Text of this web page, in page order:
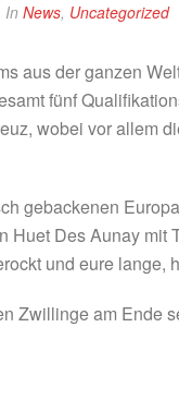
In News, Uncategorized
aus der ganzen
fünf
wobei vor allem
gebackenen
Huet Des Aunay mit
und eure lange,
Zwillinge am Ende